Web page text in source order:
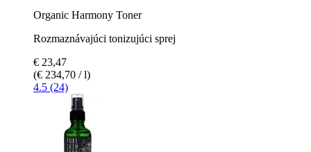
Organic Harmony Toner
Rozmaznávajúci tonizujúci sprej
€ 23,47
(€ 234,70 / l)
4.5 (24)